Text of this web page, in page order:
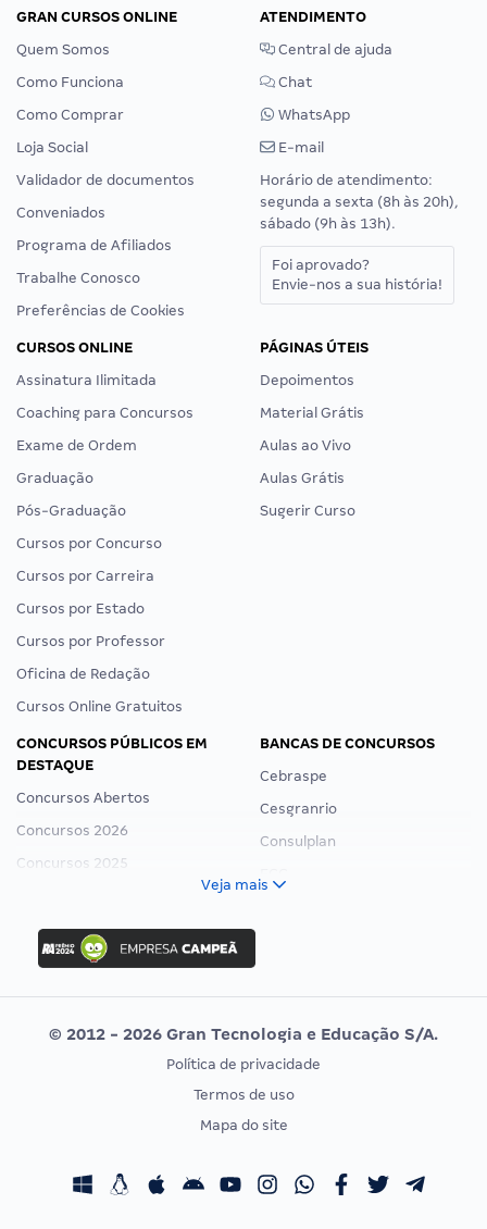
GRAN CURSOS ONLINE
Quem Somos
Como Funciona
Como Comprar
Loja Social
Validador de documentos
Conveniados
Programa de Afiliados
Trabalhe Conosco
Preferências de Cookies
ATENDIMENTO
Central de ajuda
Chat
WhatsApp
E-mail
Horário de atendimento:
segunda a sexta (8h às 20h),
sábado (9h às 13h).
Foi aprovado?
Envie-nos a sua história!
CURSOS ONLINE
Assinatura Ilimitada
Coaching para Concursos
Exame de Ordem
Graduação
Pós-Graduação
Cursos por Concurso
Cursos por Carreira
Cursos por Estado
Cursos por Professor
Oficina de Redação
Cursos Online Gratuitos
PÁGINAS ÚTEIS
Depoimentos
Material Grátis
Aulas ao Vivo
Aulas Grátis
Sugerir Curso
CONCURSOS PÚBLICOS EM
DESTAQUE
Concursos Abertos
Concursos 2026
Concursos 2025
Concurso Ibama
Concurso MPU
Editais publicados
BANCAS DE CONCURSOS
Cebraspe
Cesgranrio
Consulplan
Vunesp
CONCURSOS POR PROFISSÃO
Concursos Fiscais
EXAME DE ORDEM
Calendário OAB
Veja mais
© 2012 - 2026 Gran Tecnologia e Educação S/A.
Política de privacidade
Termos de uso
Mapa do site